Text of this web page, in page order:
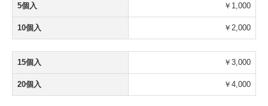
5個入 ￥1,000
10個入 ￥2,000
15個入 ￥3,000
20個入 ￥4,000